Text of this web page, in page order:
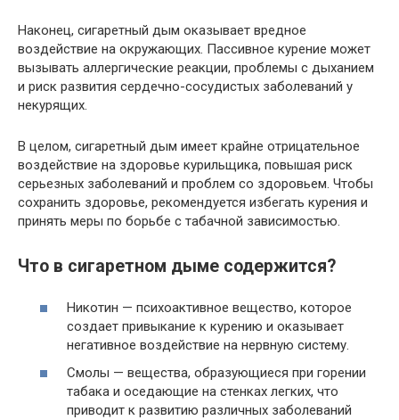
Наконец, сигаретный дым оказывает вредное
воздействие на окружающих. Пассивное курение может
вызывать аллергические реакции, проблемы с дыханием
и риск развития сердечно-сосудистых заболеваний у
некурящих.
В целом, сигаретный дым имеет крайне отрицательное
воздействие на здоровье курильщика, повышая риск
серьезных заболеваний и проблем со здоровьем. Чтобы
сохранить здоровье, рекомендуется избегать курения и
принять меры по борьбе с табачной зависимостью.
Что в сигаретном дыме содержится?
Никотин — психоактивное вещество, которое
создает привыкание к курению и оказывает
негативное воздействие на нервную систему.
Смолы — вещества, образующиеся при горении
табака и оседающие на стенках легких, что
приводит к развитию различных заболеваний